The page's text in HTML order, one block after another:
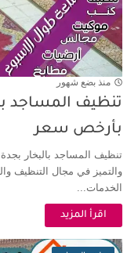
منذ بضع شهور
بأرخص سعر
تنظيف المساجد بالبخار
والتميز في مجال التنظيف
الخدمات...
اقرأ المزيد